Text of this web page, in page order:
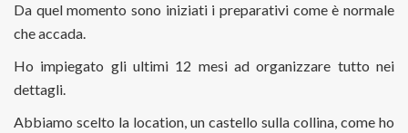
Da quel momento sono iniziati i preparativi come è normale
che accada.
Ho impiegato gli ultimi 12 mesi ad organizzare tutto nei
dettagli.
Abbiamo scelto la location, un castello sulla collina, come ho